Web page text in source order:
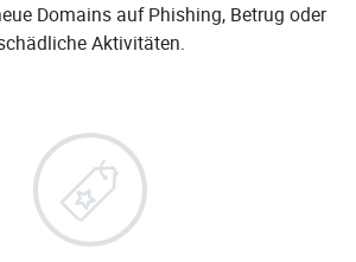
Domains auf Phishing, Betrug oder
Aktivitäten.